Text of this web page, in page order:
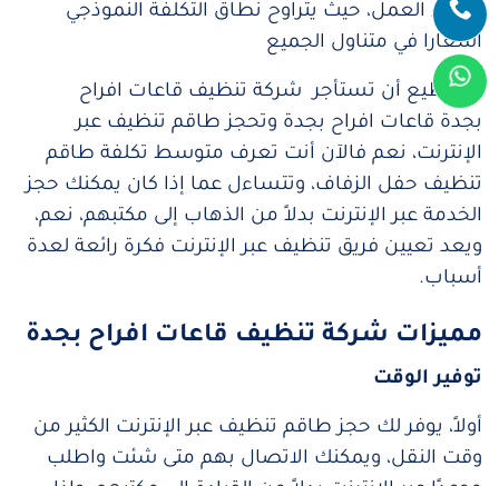
وعبء العمل، حيث يتراوح نطاق التكلفة النموذجي
أسعارا في متناول الجميع
تستطيع أن تستأجر شركة تنظيف قاعات افراح
بجدة قاعات افراح بجدة وتحجز طاقم تنظيف عبر
الإنترنت، نعم فالآن أنت تعرف متوسط ​​تكلفة طاقم
تنظيف حفل الزفاف، وتتساءل عما إذا كان يمكنك حجز
الخدمة عبر الإنترنت بدلاً من الذهاب إلى مكتبهم، نعم،
ويعد تعيين فريق تنظيف عبر الإنترنت فكرة رائعة لعدة
أسباب.
مميزات شركة تنظيف قاعات افراح بجدة
توفير الوقت
أولاً، يوفر لك حجز طاقم تنظيف عبر الإنترنت الكثير من
وقت النقل، ويمكنك الاتصال بهم متى شئت واطلب